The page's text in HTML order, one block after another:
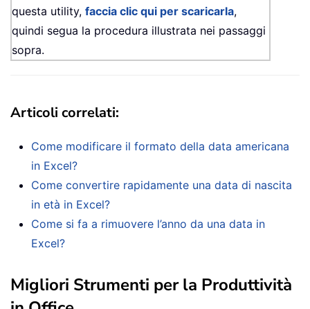
questa utility, faccia clic qui per scaricarla,
quindi segua la procedura illustrata nei passaggi
sopra.
Articoli correlati:
Come modificare il formato della data americana
in Excel?
Come convertire rapidamente una data di nascita
in età in Excel?
Come si fa a rimuovere l’anno da una data in
Excel?
Migliori Strumenti per la Produttività